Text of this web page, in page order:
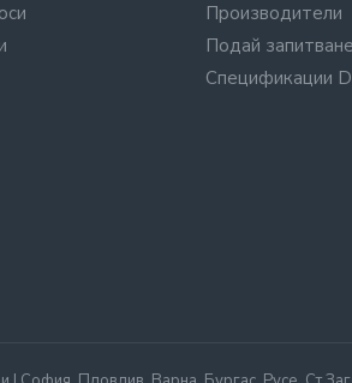
Производители
Подай запитване
Спецификации